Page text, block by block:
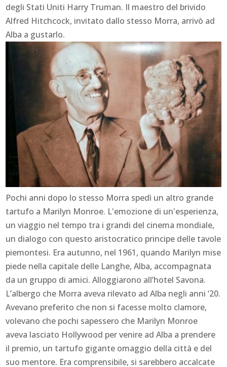
degli Stati Uniti Harry Truman. Il maestro del brivido
Alfred Hitchcock, invitato dallo stesso Morra, arrivò ad
Alba a gustarlo.
Pochi anni dopo lo stesso Morra spedì un altro grande
tartufo a Marilyn Monroe. L'emozione di un'esperienza,
un viaggio nel tempo tra i grandi del cinema mondiale,
un dialogo con questo aristocratico principe delle tavole
piemontesi. Era autunno, nel 1961, quando Marilyn mise
piede nella capitale delle Langhe, Alba, accompagnata
da un gruppo di amici. Alloggiarono all’hotel Savona.
L’albergo che Morra aveva rilevato ad Alba negli anni ‘20.
Avevano preferito che non si facesse molto clamore,
volevano che pochi sapessero che Marilyn Monroe
aveva lasciato Hollywood per venire ad Alba a prendere
il premio, un tartufo gigante omaggio della città e del
suo mentore. Era comprensibile, si sarebbero accalcate